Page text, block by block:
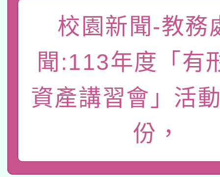
國立臺灣師範大學辦
業成長研習」實施計畫
函轉國家教育研究院
原住民族教育政策研討
族教育國際趨勢與發展
轉知教育部國民及學前
新北市政府教育局辦理
師專業成長研習實施計
方素養工作坊新北場」
函轉國立臺灣師範大學
族語言臺北學習中心
「族語學習班」招生簡
轉知有關國立成功大學
件」活動簡章
教育部國民及學前教育
年度COVID-19疫苗接
接種對象擴大為「滿6
轉知經濟部水利署委託
業技術研究院辦理「
115年8月22日(星期六
校園新聞-教務
聞:113年度「有
資產講習會」活
份，